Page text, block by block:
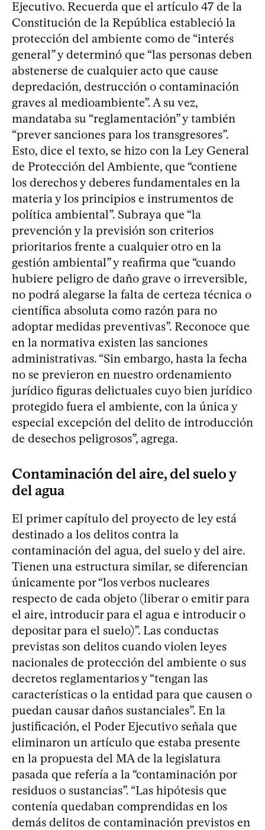
Ejecutivo. Recuerda que el artículo 47 de la
Constitución de la República estableció la
protección del ambiente como de “interés
general” y determinó que “las personas deben
abstenerse de cualquier acto que cause
depredación, destrucción o contaminación
graves al medioambiente”. A su vez,
mandataba su “reglamentación” y también
“prever sanciones para los transgresores”.
Esto, dice el texto, se hizo con la Ley General
de Protección del Ambiente, que “contiene
los derechos y deberes fundamentales en la
materia y los principios e instrumentos de
política ambiental”. Subraya que “la
prevención y la previsión son criterios
prioritarios frente a cualquier otro en la
gestión ambiental” y reafirma que “cuando
hubiere peligro de daño grave o irreversible,
no podrá alegarse la falta de certeza técnica o
científica absoluta como razón para no
adoptar medidas preventivas”. Reconoce que
en la normativa existen las sanciones
administrativas. “Sin embargo, hasta la fecha
no se previeron en nuestro ordenamiento
jurídico figuras delictuales cuyo bien jurídico
protegido fuera el ambiente, con la única y
especial excepción del delito de introducción
de desechos peligrosos”, agrega.
Contaminación del aire, del suelo y
del agua
El primer capítulo del proyecto de ley está
destinado a los delitos contra la
contaminación del agua, del suelo y del aire.
Tienen una estructura similar, se diferencian
únicamente por “los verbos nucleares
respecto de cada objeto (liberar o emitir para
el aire, introducir para el agua e introducir o
depositar para el suelo)”. Las conductas
previstas son delitos cuando violen leyes
nacionales de protección del ambiente o sus
decretos reglamentarios y “tengan las
características o la entidad para que causen o
puedan causar daños sustanciales”. En la
justificación, el Poder Ejecutivo señala que
eliminaron un artículo que estaba presente
en la propuesta del MA de la legislatura
pasada que refería a la “contaminación por
residuos o sustancias”. “Las hipótesis que
contenía quedaban comprendidas en los
demás delitos de contaminación previstos en